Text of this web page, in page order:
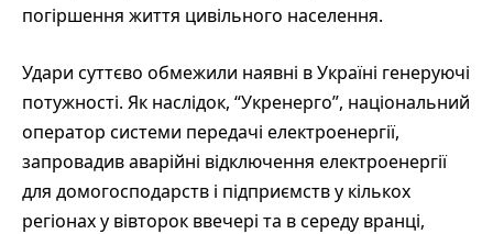
погіршення життя цивільного населення.
Удари суттєво обмежили наявні в Україні генеруючі
потужності. Як наслідок, “Укренерго”, національний
оператор системи передачі електроенергії,
запровадив аварійні відключення електроенергії
для домогосподарств і підприємств у кількох
регіонах у вівторок ввечері та в середу вранці,